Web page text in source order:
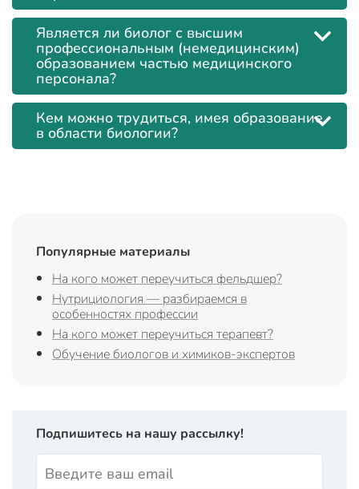
Является ли биолог с высшим
профессиональным (немедицинским)
образованием частью медицинского
персонала?
Кем можно трудиться, имея образование
в области биологии?
Популярные материалы
На кого может переучиться фельдшер?
Нутрициология — разбираемся в
особенностях профессии
На кого может переучиться терапевт?
Обучение биологов и химиков-экспертов
Подпишитесь на нашу рассылку!